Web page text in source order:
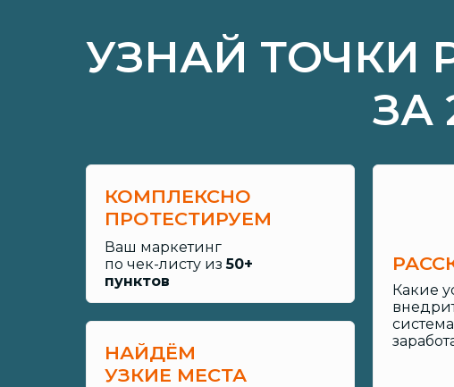
УЗНАЙ ТОЧКИ
ЗА
КОМПЛЕКСНО
ПРОТЕСТИРУЕМ
НАЙДЁМ
УЗКИЕ МЕСТА
Ваш маркетинг
по чек-листу из50+
пунктов
Какие